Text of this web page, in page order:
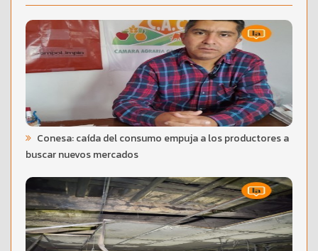
Conesa: caída del consumo empuja a los productores a
buscar nuevos mercados